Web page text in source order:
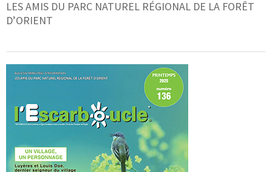
LES AMIS DU PARC NATUREL RÉGIONAL DE LA FORÊT
D’ORIENT